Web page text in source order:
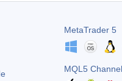
MetaTrader 5
MQL5